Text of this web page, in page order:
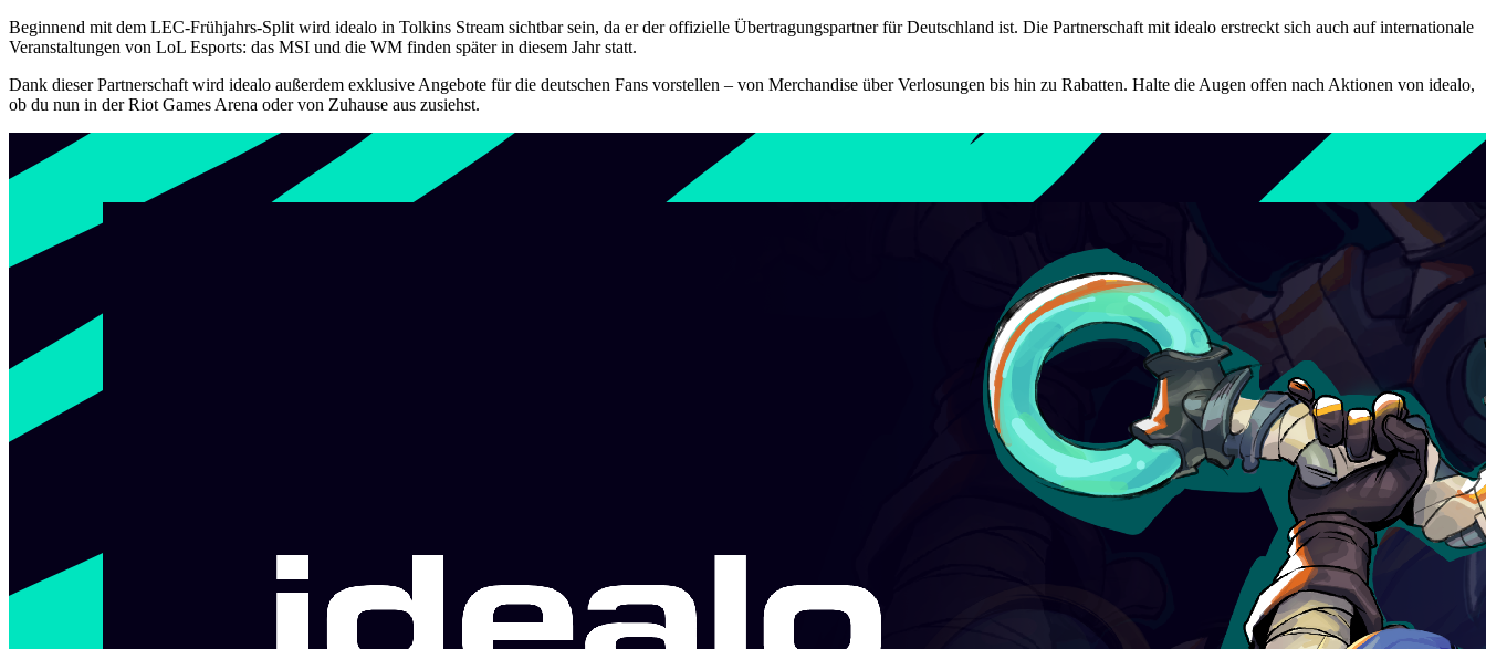
Beginnend mit dem LEC-Frühjahrs-Split wird idealo in Tolkins Stream sichtbar sein, da er der offizielle Übertragungspartner für Deutschland ist. Die Partnerschaft mit idealo erstreckt sich auch auf internationale
Veranstaltungen von LoL Esports: das MSI und die WM finden später in diesem Jahr statt.
Dank dieser Partnerschaft wird idealo außerdem exklusive Angebote für die deutschen Fans vorstellen – von Merchandise über Verlosungen bis hin zu Rabatten. Halte die Augen offen nach Aktionen von idealo,
ob du nun in der Riot Games Arena oder von Zuhause aus zusiehst.